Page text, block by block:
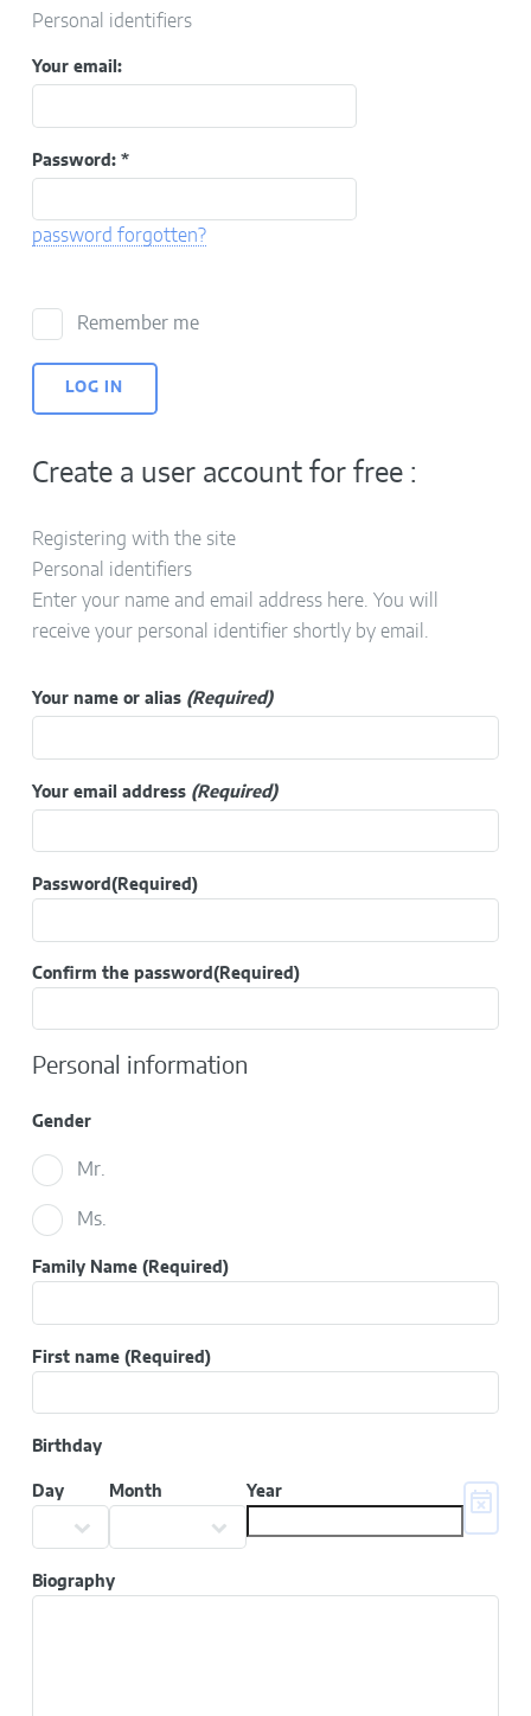
Personal identifiers
Your email:
Password: *
password forgotten?
Remember me
Create a user account for free :
Registering with the site
Personal identifiers
Enter your name and email address here. You will
receive your personal identifier shortly by email.
Your name or alias (Required)
Your email address (Required)
Password (Required)
Confirm the password (Required)
Personal information
Gender
Mr.
Ms.
Family Name(Required)
First name(Required)
Birthday
Day Month Year
Biography